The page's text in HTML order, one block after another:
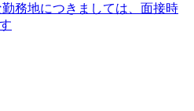
務地につきましては、面接時